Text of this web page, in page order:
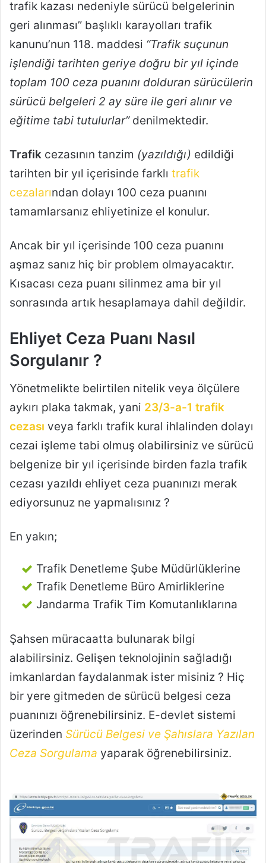
trafik kazası nedeniyle sürücü belgelerinin
geri alınması” başlıklı karayolları trafik
kanunu’nun 118. maddesi “Trafik suçunun
işlendiği tarihten geriye doğru bir yıl içinde
toplam 100 ceza puanını dolduran sürücülerin
sürücü belgeleri 2 ay süre ile geri alınır ve
eğitime tabi tutulurlar”denilmektedir.
Trafik cezasının tanzim (yazıldığı) edildiği
tarihten bir yıl içerisinde farklı trafik
cezalarından dolayı 100 ceza puanını
tamamlarsanız ehliyetinize el konulur.
Ancak bir yıl içerisinde 100 ceza puanını
aşmaz sanız hiç bir problem olmayacaktır.
Kısacası ceza puanı silinmez ama bir yıl
sonrasında artık hesaplamaya dahil değildir.
Ehliyet Ceza Puanı Nasıl
Sorgulanır ?
Yönetmelikte belirtilen nitelik veya ölçülere
aykırı plaka takmak, yani 23/3-a-1 trafik
cezası veya farklı trafik kural ihlalinden dolayı
cezai işleme tabi olmuş olabilirsiniz ve sürücü
belgenize bir yıl içerisinde birden fazla trafik
cezası yazıldı ehliyet ceza puanınızı merak
ediyorsunuz ne yapmalısınız ?
En yakın;
Trafik Denetleme Şube Müdürlüklerine
Trafik Denetleme Büro Amirliklerine
Jandarma Trafik Tim Komutanlıklarına
Şahsen müracaatta bulunarak bilgi
alabilirsiniz. Gelişen teknolojinin sağladığı
imkanlardan faydalanmak ister misiniz ? Hiç
bir yere gitmeden de sürücü belgesi ceza
puanınızı öğrenebilirsiniz. E-devlet sistemi
üzerinden Sürücü Belgesi ve Şahıslara Yazılan
Ceza Sorgulama yaparak öğrenebilirsiniz.